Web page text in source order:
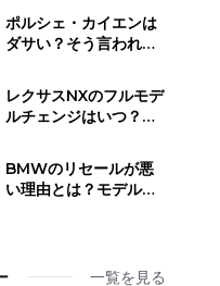
てわかった"不人気の正
体"
ポルシェ・カイエンは
ダサい？そう言われる
る"デザイン評価のリア
ル
レクサスNXのフルモデ
ルチェンジはいつ？発
更・今買うべきかの判
断基準
BMWのリセールが悪
い理由とは？モデル別
一覧を見る